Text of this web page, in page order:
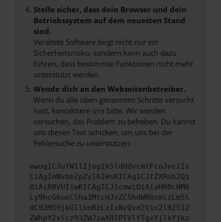
Stelle sicher, dass dein Browser und dein
Betriebssystem auf dem neuesten Stand
sind.
Veraltete Software birgt nicht nur ein
Sicherheitsrisiko, sondern kann auch dazu
führen, dass bestimmte Funktionen nicht mehr
unterstützt werden.
Wende dich an den Webseitenbetreiber.
Wenn du alle oben genannten Schritte versucht
hast, kontaktiere uns bitte. Wir werden
versuchen, das Problem zu beheben. Du kannst
uns diesen Text schicken, um uns bei der
Fehlersuche zu unterstützen:
ewogICJuYW1lIjogIk5ldHdvcmtFcnJvciIs
CiAgImNvbmZpZyI6IHsKICAgICJtZXRob2Qi
OiAiR0VUIiwKICAgICJ1cmwiOiAiaHR0cHM6
Ly9hcGkueC5ha3MtcHJvZC5hdWRhcmlzLm5l
dC92MS9jbGllbnRzLzIxNzQvd2Vic2l0ZS12
ZWhpY2xlcz93ZWJzaXRlPTVlYTgxYjlkYjkz